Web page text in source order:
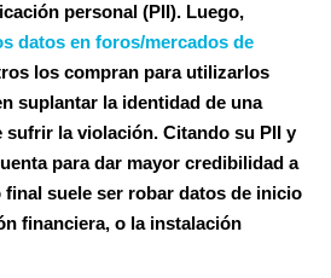
personal (PII). Luego,
datos en foros/mercados de
los compran para utilizarlos
suplantar la identidad de una
sufrir la violación. Citando su PII y
para dar mayor credibilidad a
suele ser robar datos de inicio
financiera, o la instalación